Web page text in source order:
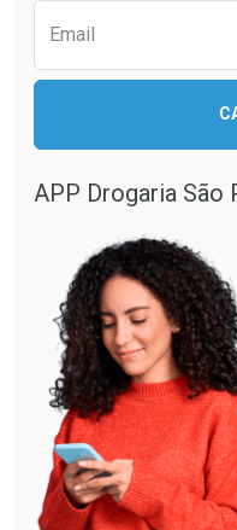
Email
APP Drogaria São